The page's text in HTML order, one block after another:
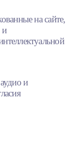
на сайте,
и
и